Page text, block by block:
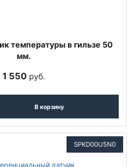
температуры в гильзе 50
мм.
1 550 руб.
В корзину
SPKD00U5N0